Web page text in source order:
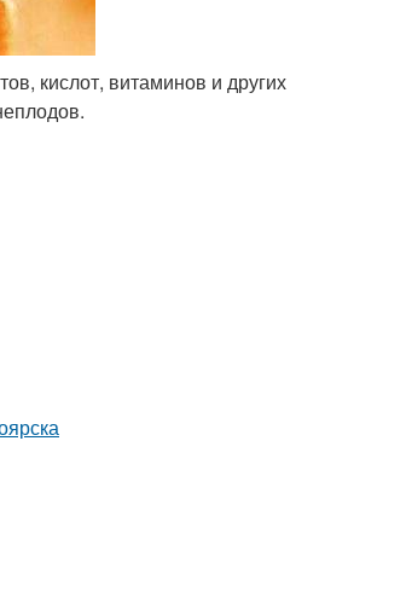
кислот, витаминов и других